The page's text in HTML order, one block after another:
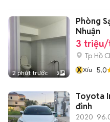
2 phút trước 3
Phòng
Nhuận
3 triệu/
Tp Hồ
XXíu 5.0
Toyota
đình
2020